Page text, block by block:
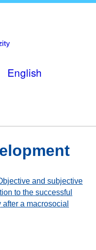
English
and subjective
to the successful
a macrosocial